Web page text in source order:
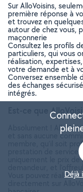
Sur AlloVoisins,
première réponse à
et trouvez en
autour de chez vous,
maçonnerie
Consultez les profils
particuliers, qui vous
réalisation,
votre demande et à
Conversez ensemble
des échanges
intégrés.
Est-ce que
Absolument !
et sans aucune
membre, qu’il soit
prestation de service
uniquement le prix
Vous pouvez réaliser
Déjà